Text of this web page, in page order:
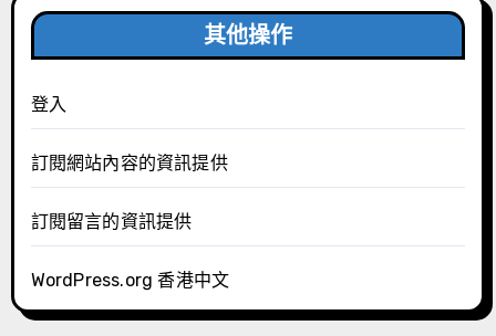
其他操作
登入
訂閱網站內容的資訊提供
訂閱留言的資訊提供
WordPress.org 香港中文